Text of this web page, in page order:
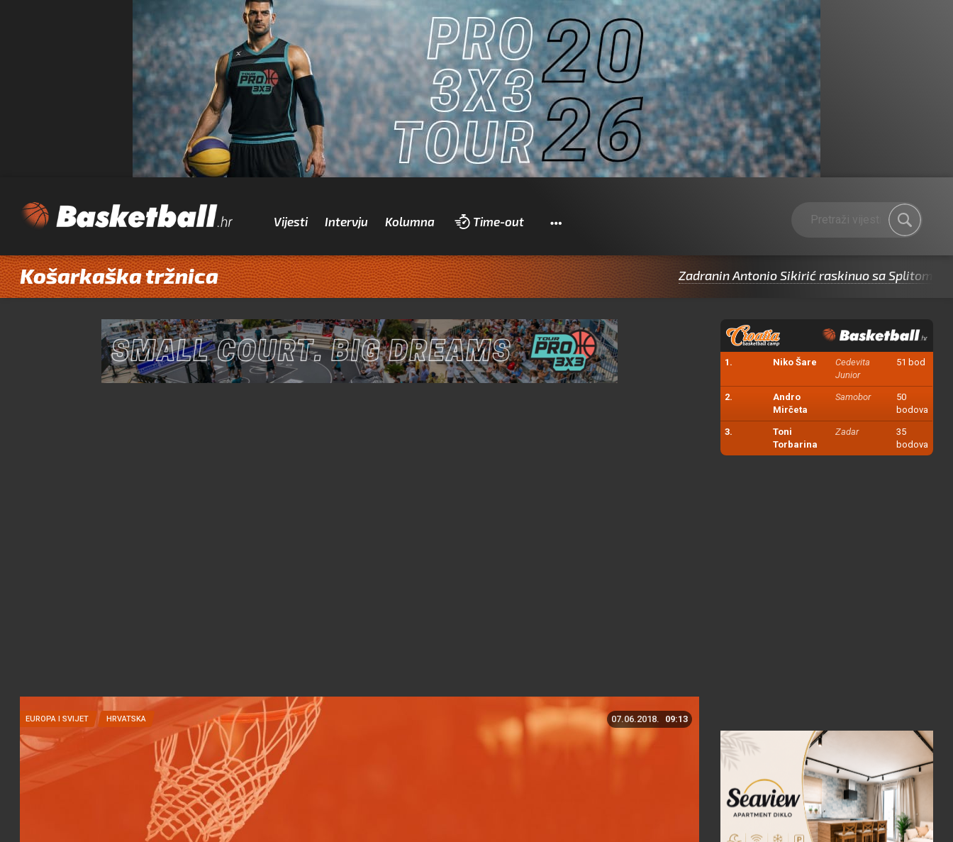
Vijesti Intervju Kolumna Time-out Pretraži
Košarkaška tržnica Zadranin Antonio Sikirić raskinuo sa Splitom pa
1. Niko Šare
Cedevita
Junior
51 bod
2.
Andro
Mirčeta
Samobor
50
bodova
3.
Toni
Torbarina
Zadar
35
bodova
EUROPA I SVIJET HRVATSKA 07.06.2018. 09:13